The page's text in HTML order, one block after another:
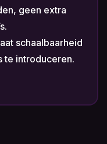
geen extra
schaalbaarheid
te introduceren.